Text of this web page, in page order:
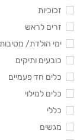
זכוכיות
זרים לראש
ימי הולדת/ מסיבות
כובעים ותיקים
כלים חד פעמיים
כלים למילוי
כללי
מגשים